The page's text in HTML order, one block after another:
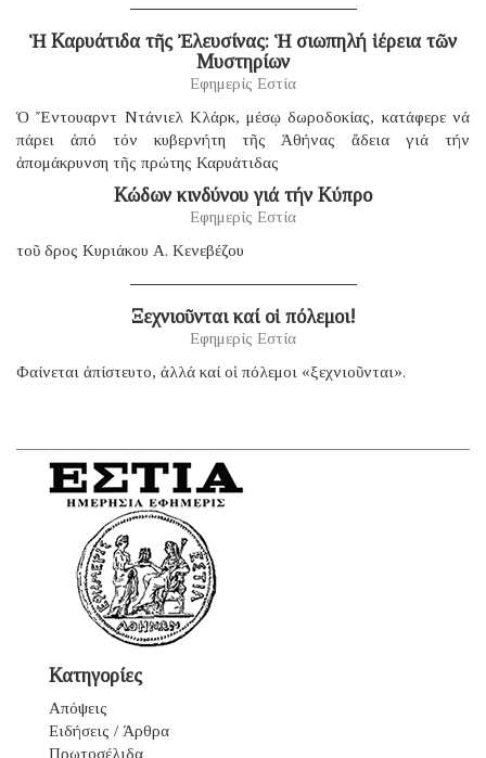
Ἡ Καρυάτιδα τῆς Ἐλευσίνας: Ἡ σιωπηλή ἱέρεια τῶν
Μυστηρίων
Εφημερίς Εστία
Ὁ Ἔντουαρντ Ντάνιελ Κλάρκ, μέσῳ δωροδοκίας, κατάφερε νά
πάρει ἀπό τόν κυβερνήτη τῆς Ἀθήνας ἄδεια γιά τήν
ἀπομάκρυνση τῆς πρώτης Καρυάτιδας
Κώδων κινδύνου γιά τήν Κύπρο
Εφημερίς Εστία
τοῦ δρος Κυριάκου Α. Κενεβέζου
Ξεχνιοῦνται καί οἱ πόλεμοι!
Εφημερίς Εστία
Φαίνεται ἀπίστευτο, ἀλλά καί οἱ πόλεμοι «ξεχνιοῦνται».
Κατηγορίες
Απόψεις
Ειδήσεις / Άρθρα
Πρωτοσέλιδα